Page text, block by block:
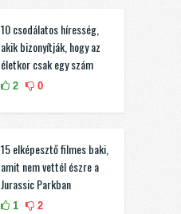
10 csodálatos híresség,
akik bizonyítják, hogy az
életkor csak egy szám
2 0
15 elképesztő filmes baki,
amit nem vettél észre a
Jurassic Parkban
1 2